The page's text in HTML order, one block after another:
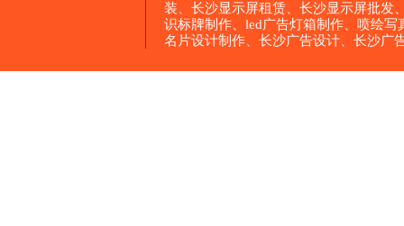
装、长沙显示屏租赁、长沙显示屏批发
识标牌制作、led广告灯箱制作、喷绘
名片设计制作、长沙广告设计、长沙广